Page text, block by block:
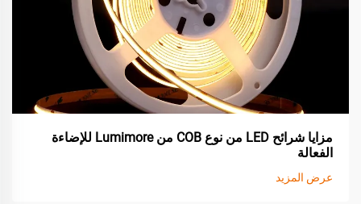
مزايا شرائح LED من نوع COB من Lumimore للإضاءة
الفعالة
عرض المزيد